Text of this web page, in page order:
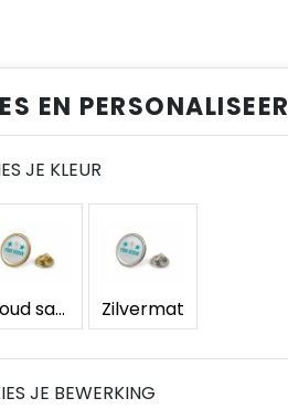
EN PERSONALISEER
JE KLEUR
Goud satijn Zilvermat
JE BEWERKING